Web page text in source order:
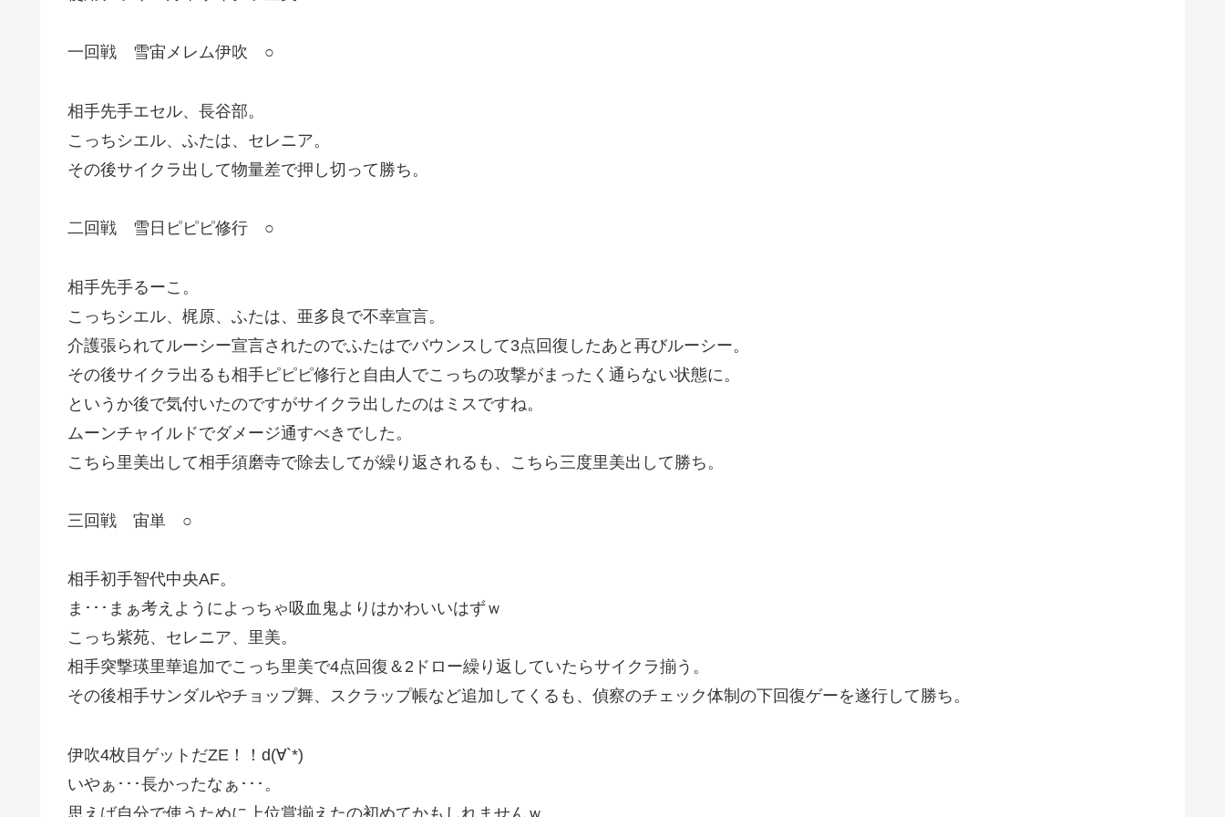
一回戦 雪宙メレム伊吹 ○
相手先手エセル、長谷部。
こっちシエル、ふたは、セレニア。
その後サイクラ出して物量差で押し切って勝ち。
二回戦 雪日ピピピ修行 ○
相手先手るーこ。
こっちシエル、梶原、ふたは、亜多良で不幸宣言。
介護張られてルーシー宣言されたのでふたはでバウンスして3点回復したあと再びルーシー。
その後サイクラ出るも相手ピピピ修行と自由人でこっちの攻撃がまったく通らない状態に。
というか後で気付いたのですがサイクラ出したのはミスですね。
ムーンチャイルドでダメージ通すべきでした。
こちら里美出して相手須磨寺で除去してが繰り返されるも、こちら三度里美出して勝ち。
三回戦 宙単 ○
相手初手智代中央AF。
ま･･･まぁ考えようによっちゃ吸血鬼よりはかわいいはずｗ
こっち紫苑、セレニア、里美。
相手突撃瑛里華追加でこっち里美で4点回復＆2ドロー繰り返していたらサイクラ揃う。
その後相手サンダルやチョップ舞、スクラップ帳など追加してくるも、偵察のチェック体制の下回復ゲーを遂行して勝ち。
伊吹4枚目ゲットだZE！！d(∀`*)
いやぁ･･･長かったなぁ･･･。
思えば自分で使うために上位賞揃えたの初めてかもしれませんｗ